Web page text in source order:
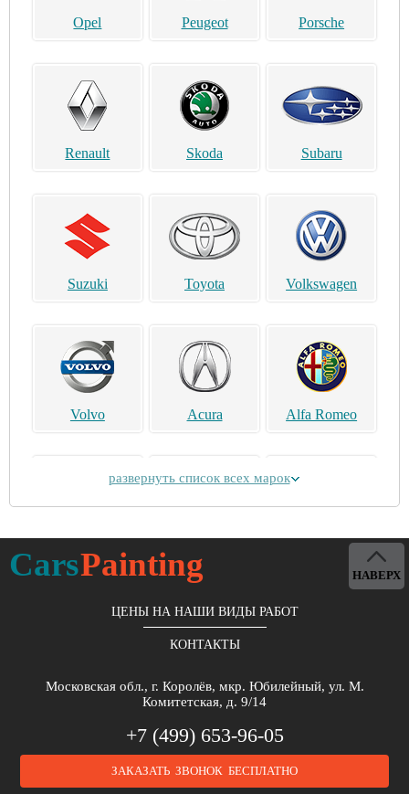
Opel Peugeot Porsche
Renault Skoda Subaru
Suzuki Toyota Volkswagen
Volvo Acura Alfa Romeo
развернуть список всех марок
CarsPainting
ЦЕНЫ НА НАШИ ВИДЫ РАБОТ
КОНТАКТЫ
Московская обл., г. Королёв, мкр. Юбилейный, ул. М.
Комитетская, д. 9/14
+7 (499) 653-96-05
ЗАКАЗАТЬ ЗВОНОК БЕСПЛАТНО
НАВЕРХ